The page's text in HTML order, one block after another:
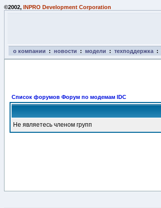
©2002, INPRO Development Corporation
о компании : новости : модели : техподдержка :
Список форумов Форум по модемам IDC
Не являетесь членом групп